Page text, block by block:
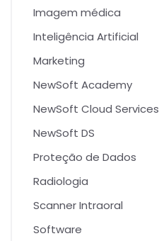
Imagem médica
Inteligência Artificial
Marketing
NewSoft Academy
NewSoft Cloud Services
NewSoft DS
Proteção de Dados
Radiologia
Scanner Intraoral
Software